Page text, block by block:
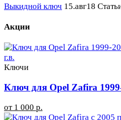
Выкидной ключ 15.авг18
Акции
Ключи
Ключ для Opel Zafira
от 1 000 р.